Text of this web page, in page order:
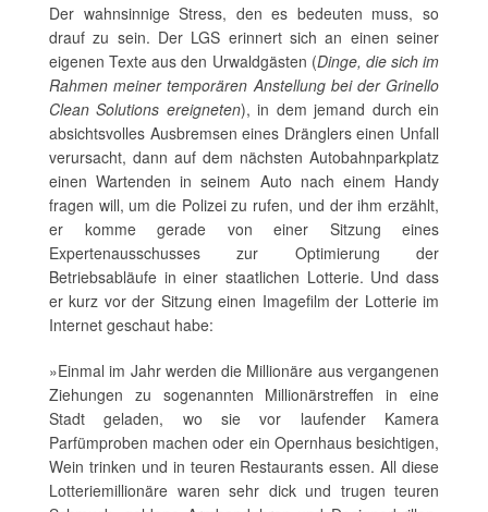
Der wahnsinnige Stress, den es bedeuten muss, so
drauf zu sein. Der LGS erinnert sich an einen seiner
eigenen Texte aus den Urwaldgästen (Dinge, die sich im
Rahmen meiner temporären Anstellung bei der Grinello
Clean Solutions ereigneten), in dem jemand durch ein
absichtsvolles Ausbremsen eines Dränglers einen Unfall
verursacht, dann auf dem nächsten Autobahnparkplatz
einen Wartenden in seinem Auto nach einem Handy
fragen will, um die Polizei zu rufen, und der ihm erzählt,
er komme gerade von einer Sitzung eines
Expertenausschusses zur Optimierung der
Betriebsabläufe in einer staatlichen Lotterie. Und dass
er kurz vor der Sitzung einen Imagefilm der Lotterie im
Internet geschaut habe:
»Einmal im Jahr werden die Millionäre aus vergangenen
Ziehungen zu sogenannten Millionärstreffen in eine
Stadt geladen, wo sie vor laufender Kamera
Parfümproben machen oder ein Opernhaus besichtigen,
Wein trinken und in teuren Restaurants essen. All diese
Lotteriemillionäre waren sehr dick und trugen teuren